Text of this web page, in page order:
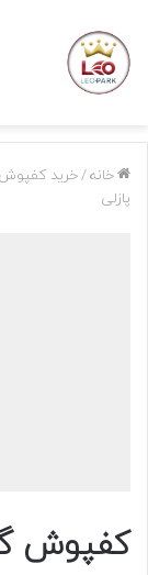
خانه/خرید کفپوش
پازلی
کفپوش